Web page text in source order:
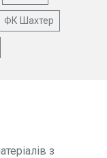
ФК Шахтер
з